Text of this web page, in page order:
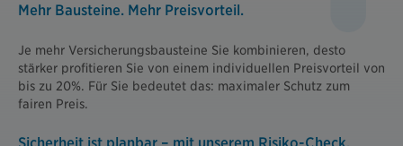
Mehr Bausteine. Mehr Preisvorteil.
Je mehr Versicherungsbausteine Sie kombinieren, desto
stärker profitieren Sie von einem individuellen Preisvorteil von
bis zu 20%. Für Sie bedeutet das: maximaler Schutz zum
fairen Preis.
Sicherheit ist planbar – mit unserem Risiko-Check.